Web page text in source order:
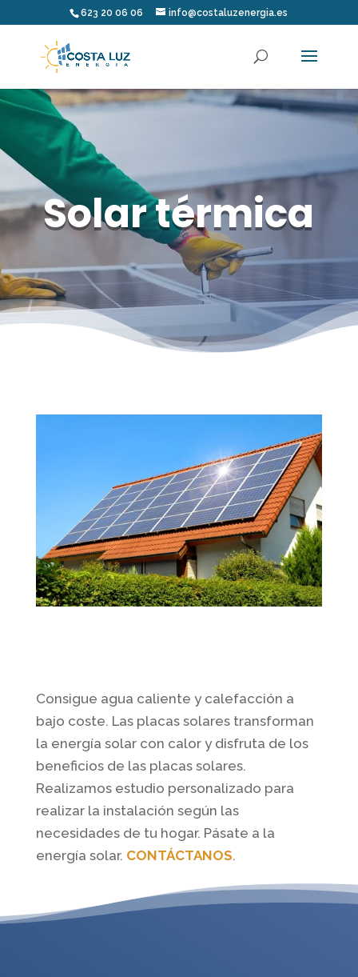
623 20 06 06 info@costaluzenergia.es
Solar térmica
Consigue agua caliente y calefacción a
bajo coste. Las placas solares transforman
la energía solar con calor y disfruta de los
beneficios de las placas solares.
Realizamos estudio personalizado para
realizar la instalación según las
necesidades de tu hogar. Pásate a la
energía solar. CONTÁCTANOS.